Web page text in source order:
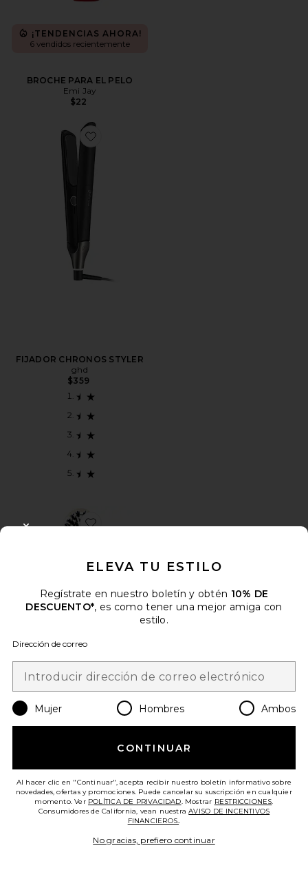
¡TENDENCIAS AHORA!
6 vendidos recientemente
BROCHE PARA EL PELO
Emi Jay
$22
Favorite FIJADOR CHRONOS STYLER
FIJADOR CHRONOS STYLER
ghd
$359
CEPILLO DE PELO SMALL BRUSH
$155
ELEVA TU ESTILO
Regístrate en nuestro boletín y obtén 10% DE
DESCUENTO*, es como tener una mejor amiga con
estilo.
Dirección de correo
Mujer Hombres Ambos
CONTINUAR
Al hacer clic en "Continuar", acepta recibir nuestro boletín informativo sobre
novedades, ofertas y promociones. Puede cancelar su suscripción en cualquier
momento. Ver POLÍTICA DE PRIVACIDAD. Mostrar RESTRICCIONES.
Consumidores de California, vean nuestraAVISO DE INCENTIVOS
FINANCIEROS..
No gracias, prefiero continuar